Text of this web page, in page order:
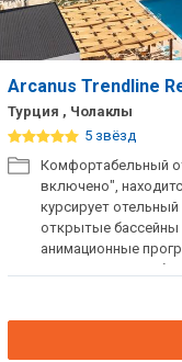
Arcanus Trendline
Турция , Чолаклы
5 звёзд
Комфортабельный
включено",
курсирует
открытые бассейны
анимационные
детский мини-клуб